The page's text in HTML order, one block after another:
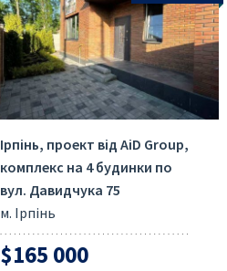
Ірпінь, проект від AiD Group,
комплекс на 4 будинки по
вул. Давидчука 75
м. Ірпінь
$165 000